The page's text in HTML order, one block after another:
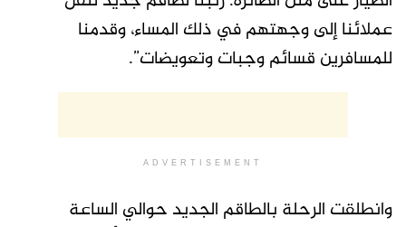
عملائنا إلى وجهتهم في ذلك المساء، وقدمنا
للمسافرين قسائم وجبات وتعويضات”.
ADVERTISEMENT
وانطلقت الرحلة بالطاقم الجديد حوالي الساعة